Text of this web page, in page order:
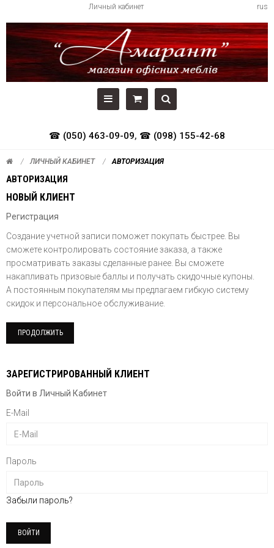
rus
Личный кабинет
☎ (050) 463-09-09, ☎ (098) 155-42-68
ЛИЧНЫЙ КАБИНЕТ АВТОРИЗАЦИЯ
АВТОРИЗАЦИЯ
НОВЫЙ КЛИЕНТ
Регистрация
Создание учетной записи поможет покупать быстрее. Вы
сможете контролировать состояние заказа, а также
просматривать заказы сделанные ранее. Вы сможете
накапливать призовые баллы и получать скидочные купоны.
А постоянным покупателям мы предлагаем гибкую систему
скидок и персональное обслуживание.
ПРОДОЛЖИТЬ
ЗАРЕГИСТРИРОВАННЫЙ КЛИЕНТ
Войти в Личный Кабинет
E-Mail
Пароль
Забыли пароль?